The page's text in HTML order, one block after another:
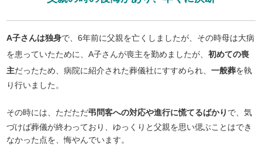
A子さんは独身で、6年前に父親を亡くしましたが、その時母は大病
を患っていたために、A子さんが喪主を勤めましたが、初めての喪
主だったため、病院に紹介された葬儀社にすすめられ、一般葬を執
り行いました。
その時には、ただただ弔問客への対応や進行に慌てるばかり で、気
づけば葬儀が終わっており、ゆっくりと父親を思い偲ぶことはでき
なかった点を、悔やんでいます。